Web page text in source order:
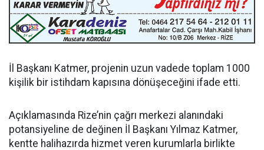
İl Başkanı Katmer, projenin uzun vadede toplam 1000
kişilik bir istihdam kapısına dönüşeceğini ifade etti.
Açıklamasında Rize’nin çağrı merkezi alanındaki
potansiyeline de değinen İl Başkanı Yılmaz Katmer,
kentte halihazırda hizmet veren kurumlarla birlikte